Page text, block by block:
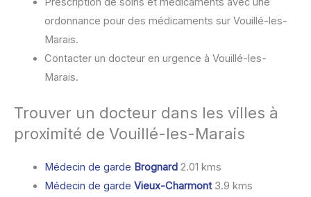
ordonnance pour des médicaments sur Vouillé-les-
Marais.
Contacter un docteur en urgence à Vouillé-les-
Marais.
Trouver un docteur dans les villes à
proximité de Vouillé-les-Marais
Médecin de garde Brognard2.01 kms
Médecin de garde Vieux-Charmont3.9 kms